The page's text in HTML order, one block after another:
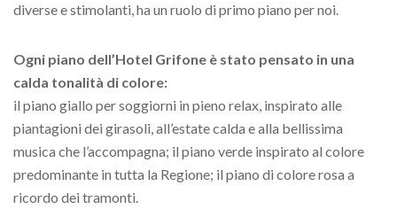
diverse e stimolanti, ha un ruolo di primo piano per noi.
Ogni piano dell’Hotel Grifone è stato pensato in una
calda tonalità di colore:
il piano giallo per soggiorni in pieno relax, inspirato alle
piantagioni dei girasoli, all’estate calda e alla bellissima
musica che l’accompagna; il piano verde inspirato al colore
predominante in tutta la Regione; il piano di colore rosa a
ricordo dei tramonti.